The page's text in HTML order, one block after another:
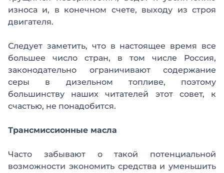
износа и, в конечном счете, выходу из строя
двигателя.
Следует заметить, что в настоящее время все
большее число стран, в том числе Россия,
законодательно ограничивают содержание
серы в дизельном топливе, поэтому
большинству наших читателей этот совет, к
счастью, не понадобится.
Трансмиссионные масла
Часто забывают о такой потенциальной
возможности экономить средства и уменьшить